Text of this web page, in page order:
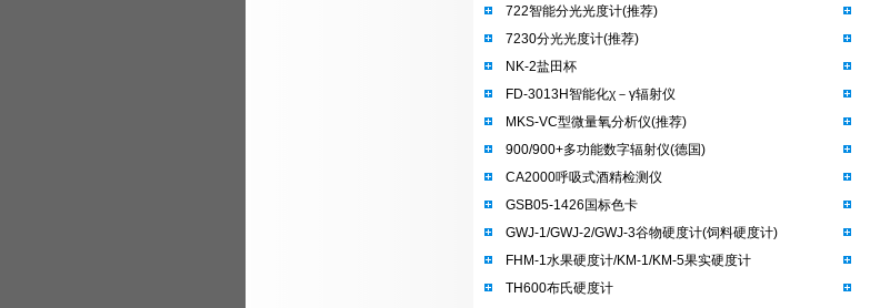
722智能分光光度计(推荐)
7230分光光度计(推荐)
NK-2盐田杯
FD-3013H智能化χ－γ辐射仪
MKS-VC型微量氧分析仪(推荐)
900/900+多功能数字辐射仪(德国)
CA2000呼吸式酒精检测仪
GSB05-1426国标色卡
GWJ-1/GWJ-2/GWJ-3谷物硬度计(饲料硬度计)
FHM-1水果硬度计/KM-1/KM-5果实硬度计
TH600布氏硬度计